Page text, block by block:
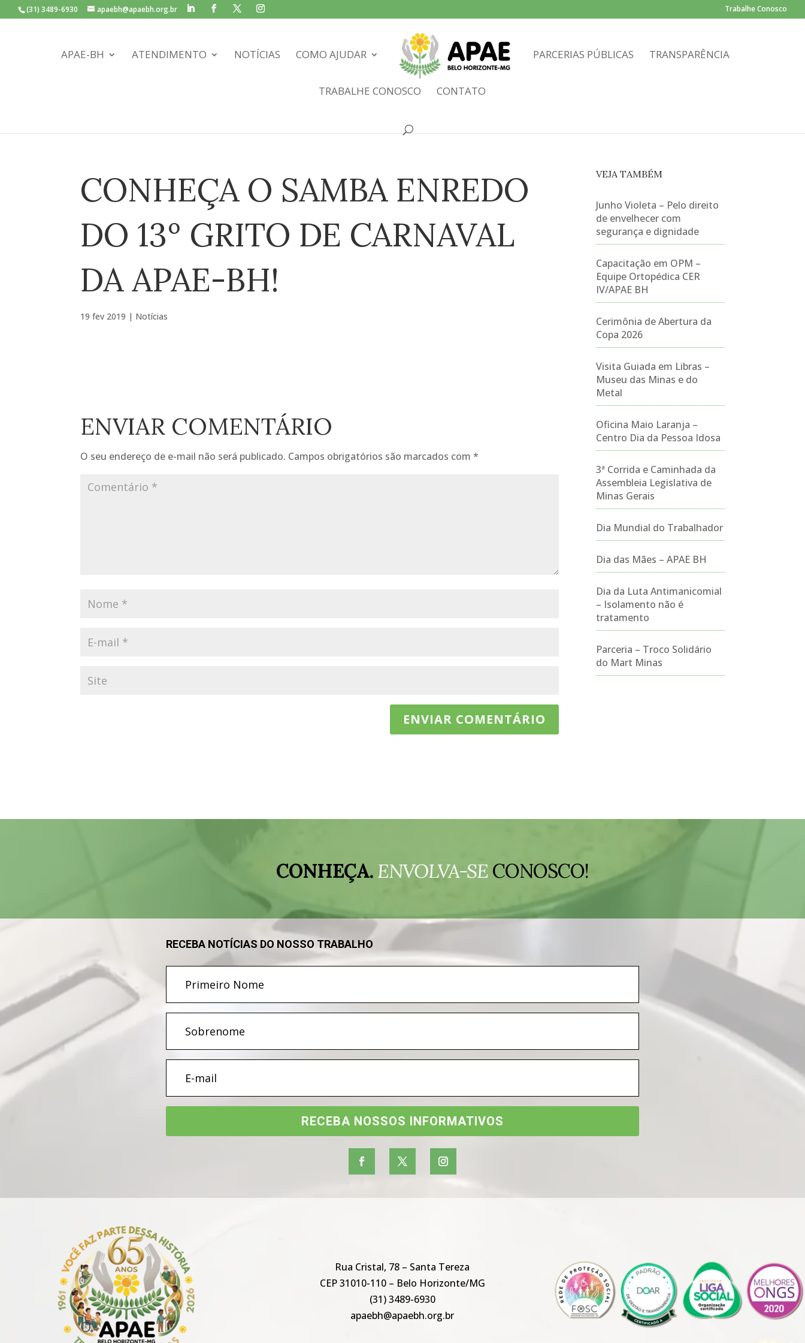
(31) 3489-6930 apaebh@apaebh.org.br Trabalhe Conosco
APAE-BH ATENDIMENTO NOTÍCIAS COMO AJUDAR PARCERIAS PÚBLICAS TRANSPARÊNCIA
TRABALHE CONOSCO CONTATO
CONHEÇA O SAMBA ENREDO
DO 13º GRITO DE CARNAVAL
DA APAE-BH!
19 fev 2019 | Notícias
ENVIAR COMENTÁRIO
O seu endereço de e-mail não será publicado. Campos obrigatórios são marcados com*
VEJA TAMBÉM
Junho Violeta – Pelo direito
de envelhecer com
segurança e dignidade
Capacitação em OPM –
Equipe Ortopédica CER
IV/APAE BH
Cerimônia de Abertura da
Copa 2026
Visita Guiada em Libras –
Museu das Minas e do
Metal
Oficina Maio Laranja –
Centro Dia da Pessoa Idosa
3ª Corrida e Caminhada da
Assembleia Legislativa de
Minas Gerais
Dia Mundial do Trabalhador
Dia das Mães – APAE BH
Dia da Luta Antimanicomial
– Isolamento não é
tratamento
Parceria – Troco Solidário
do Mart Minas
CONHEÇA.ENVOLVA-SE CONOSCO!
RECEBA NOTÍCIAS DO NOSSO TRABALHO
RECEBA NOSSOS INFORMATIVOS
Rua Cristal, 78 – Santa Tereza
CEP 31010-110 – Belo Horizonte/MG
(31) 3489-6930
apaebh@apaebh.org.br